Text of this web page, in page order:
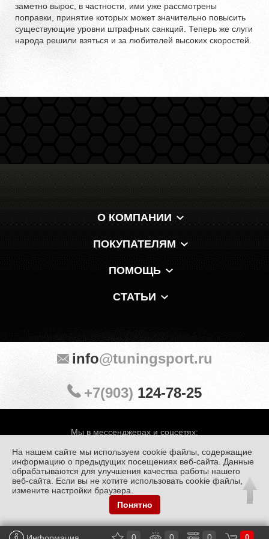
заметно вырос, в частности, ими уже рассмотрены
поправки, принятие которых может значительно повысить
существующие уровни штрафных санкций. Теперь же слуги
народа решили взяться и за любителей высоких скоростей.
О КОМПАНИИ
ПОКУПАТЕЛЯМ
ПОМОЩЬ
СТАТЬИ
Мы в мессенджерах и соцсетях:
info@tuningsport.ru
+7(903) 124-78-25
© «Тюнинг Спорт» 1998 — 2026
Политика конфиденциальности
Обработка персональных данных
На нашем сайте мы используем cookie файлы, содержащие
информацию о предыдущих посещениях веб-сайта. Данные
обрабатываются для улучшения качества работы нашего
веб-сайта. Если вы не хотите использовать cookie файлы,
измените настройки браузера.
Понятно